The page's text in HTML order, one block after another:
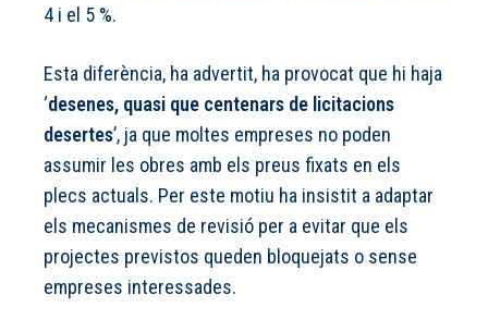
4 i el 5 %.
Esta diferència, ha advertit, ha provocat que hi haja
‘desenes, quasi que centenars de licitacions
desertes’, ja que moltes empreses no poden
assumir les obres amb els preus fixats en els
plecs actuals. Per este motiu ha insistit a adaptar
els mecanismes de revisió per a evitar que els
projectes previstos queden bloquejats o sense
empreses interessades.